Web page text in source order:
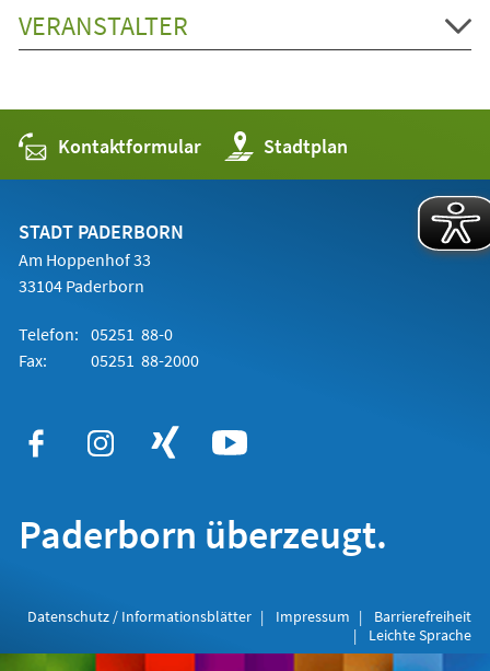
VERANSTALTER
Kontaktformular Stadtplan
(Öffnet
in
einem
STADT PADERBORN
Am Hoppenhof 33
33104 Paderborn
Telefon: 05251 88-0
Fax:
05251 88-2000
Paderborn überzeugt.
Datenschutz / Informationsblätter Impressum
Barrierefreiheit
Leichte Sprache